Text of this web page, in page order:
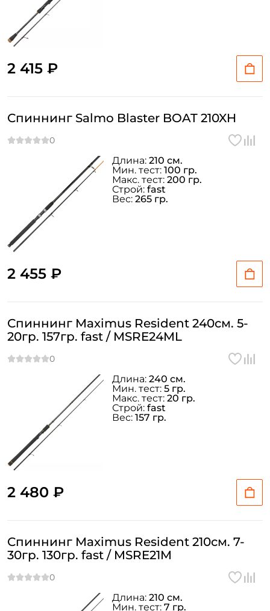
2 415 ₽
Спиннинг Salmo Blaster BOAT 210XH
2 455 ₽
Длина: 210 см.
Мин. тест: 100 гр.
Макс. тест: 200 гр.
Строй: fast
Вес: 265 гр.
Спиннинг Maximus Resident 240см. 5-
20гр. 157гр. fast / MSRE24ML
2 480 ₽
Длина: 240 см.
Мин. тест: 5 гр.
Макс. тест: 20 гр.
Строй: fast
Вес: 157 гр.
Спиннинг Maximus Resident 210см. 7-
30гр. 130гр. fast / MSRE21M
Длина: 210 см.
Мин. тест: 7 гр.
Создать аккаунт